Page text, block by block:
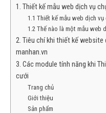
1. Thiết kế mẫu web dịch vụ
1.1 Thiết kế mẫu web dịch
1.2 Thế nào là một mẫu web
2. Tiêu chí khi thiết kế
manhan.vn
3. Các module tính năng khi
cưới
Trang chủ
Giới thiệu
Sản phẩm